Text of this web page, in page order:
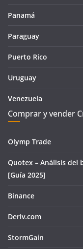
Panamá
Paraguay
Puerto Rico
Uruguay
Venezuela
Comprar y vender
Olymp Trade
Quotex – Análisis del
[Guía 2025]
Binance
Deriv.com
StormGain